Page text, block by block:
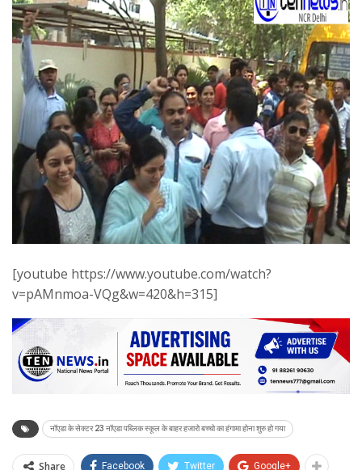
[youtube https://www.youtube.com/watch?
v=pAMnmoa-VQg&w=420&h=315]
नॉएडा के सेक्टर 23 नॉएडा पब्लिक स्कूल के बाहर हजारो बच्चो का हंगामा होना शुरु हो गया
Share Facebook Twitter Google+